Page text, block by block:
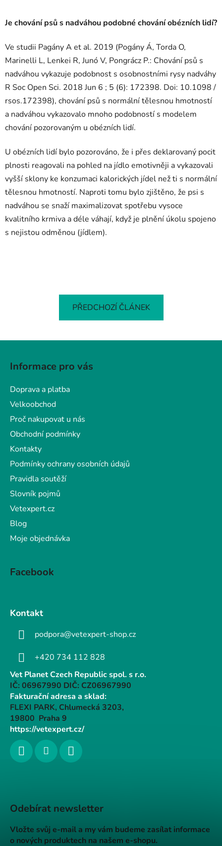
Je chování psů s nadváhou podobné chování obézních lidí?
Ve studii Pagány A et al. 2019 (Pogány Á, Torda O,
Marinelli L, Lenkei R, Junó V, Pongrácz P.: Chování psů s
nadváhou vykazuje podobnost s osobnostními rysy nadváhy
R Soc Open Sci. 2018 Jun 6 ; 5 (6): 172398. Doi: 10.1098 /
rsos.172398), chování psů s normální tělesnou hmotností
a nadváhou vykazovalo mnoho podobností s modelem
chování pozorovaným u obézních lidí.
U obézních lidí bylo pozorováno, že i přes deklarovaný pocit
plnosti reagovali na pohled na jídlo emotivněji a vykazovali
vyšší sklony ke konzumaci kalorických jídel než ti s normální
tělesnou hmotností. Naproti tomu bylo zjištěno, že psi s
nadváhou se snaží maximalizovat spotřebu vysoce
kvalitního krmiva a déle váhají, když je plnění úkolu spojeno
s nejistou odměnou (jídlem).
PŘEDCHOZÍ ČLÁNEK
Informace pro vás
Doprava a platba
Velkoobchod
Proč nakupovat u nás
Obchodní podmínky
Kontakty
Podmínky ochrany osobních údajů
Pravidla soutěží
Slovník pojmů
Vetexpert.cz
Blog
Moje objednávka
Facebook
Kontakt
podpora@vetexpert-shop.cz
+420 734 112 828
Vet Planet Czech Republic spol. s r.o.
IČ: 06967990 DIČ: CZ06967990
Fakturační adresa a sklad:
FLEXI PARK, Chlumecká 3203,
19800 Praha 9
https://vetexpert.cz/
Odebírat newsletter
Vložte svůj e-mail a my vám budeme zasílat informace
o nových produktech na našem e-shopu.